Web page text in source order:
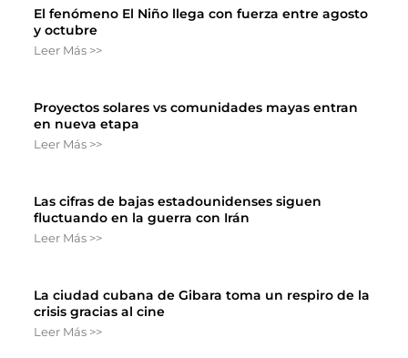
El fenómeno El Niño llega con fuerza entre agosto
y octubre
Leer Más >>
Proyectos solares vs comunidades mayas entran
en nueva etapa
Leer Más >>
Las cifras de bajas estadounidenses siguen
fluctuando en la guerra con Irán
Leer Más >>
La ciudad cubana de Gibara toma un respiro de la
crisis gracias al cine
Leer Más >>